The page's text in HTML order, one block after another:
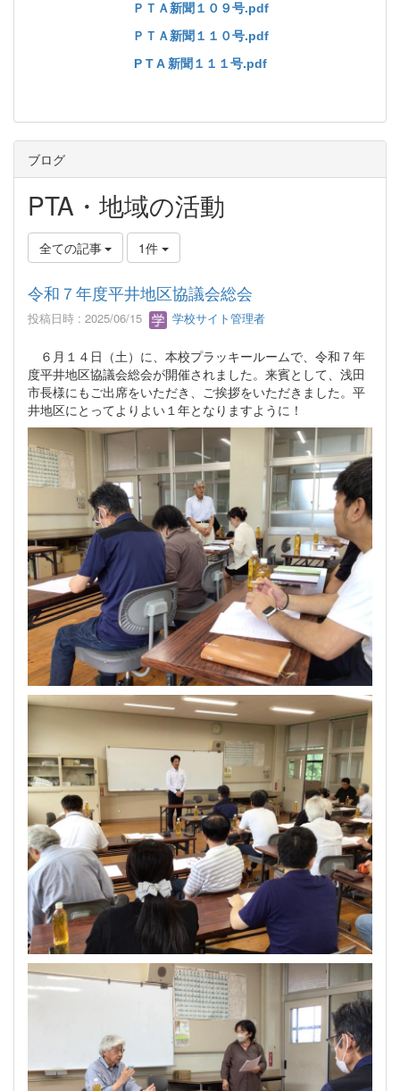
ＰＴＡ新聞１０９号.pdf
ＰＴＡ新聞１１０号.pdf
P T A 新聞１１１号.pdf
ブログ
PTA・地域の活動
全ての記事 1件
令和７年度平井地区協議会総会
投稿日時 : 2025/06/15 学校サイト管理者
６月１４日（土）に、本校プラッキールームで、令和７年
度平井地区協議会総会が開催されました。来賓として、浅田
市長様にもご出席をいただき、ご挨拶をいただきました。平
井地区にとってよりよい１年となりますように！